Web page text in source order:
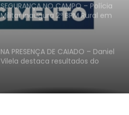
SEGURANÇA NO CAMPO – Polícia
Militar inaugura 2º BPM Rural em
Uruaçu
NA PRESENÇA DE CAIADO – Daniel
Vilela destaca resultados do
aliada em Uruaçu